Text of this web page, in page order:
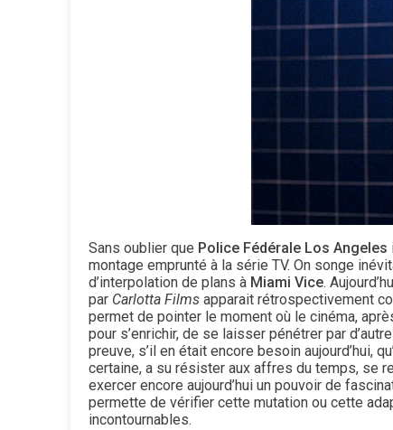
Sans oublier que Police Fédérale Los Angeles
montage emprunté à la série TV. On songe
d’interpolation de plans à Miami Vice.
par Carlotta Films apparait rétrospectivement
permet de pointer le moment où le cinéma,
pour s’enrichir, de se laisser pénétrer par
preuve, s’il en était encore besoin aujourd’hui,
certaine, a su résister aux affres du temps, se
exercer encore aujourd’hui un pouvoir de
permette de vérifier cette mutation ou cette
incontournables.